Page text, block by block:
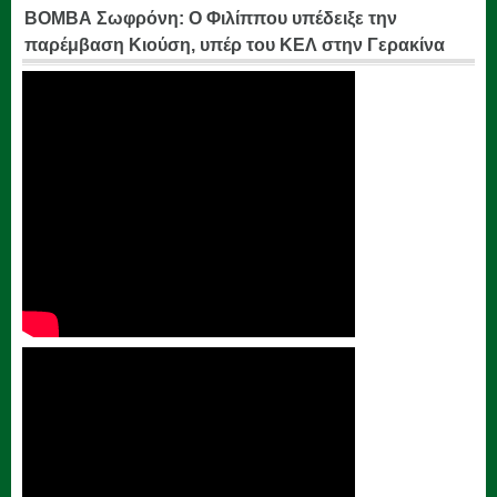
ΒΟΜΒΑ Σωφρόνη: Ο Φιλίππου υπέδειξε την
παρέμβαση Κιούση, υπέρ του ΚΕΛ στην Γερακίνα